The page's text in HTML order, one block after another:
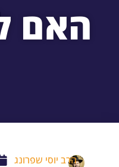
האם
הרב יוסי שפרונג